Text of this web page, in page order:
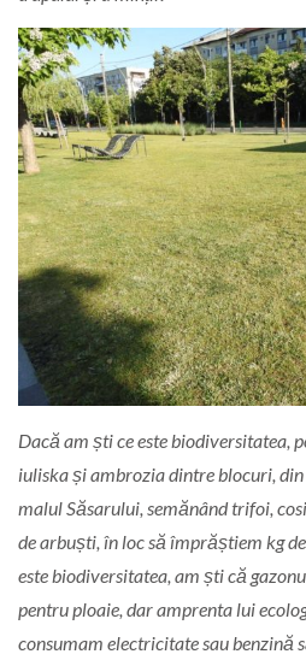
Dacă am ști ce este biodiversitatea,
iuliska și ambrozia dintre blocuri,
malul Săsarului, semănând trifoi,
de arbuști, în loc să împrăștiem kg
este biodiversitatea, am ști că
pentru ploaie, dar amprenta lui
consumam electricitate sau benzină